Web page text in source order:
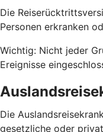
Die
Personen erkranken
Wichtig: Nicht jeder
Ereignisse
Die
gesetzliche oder